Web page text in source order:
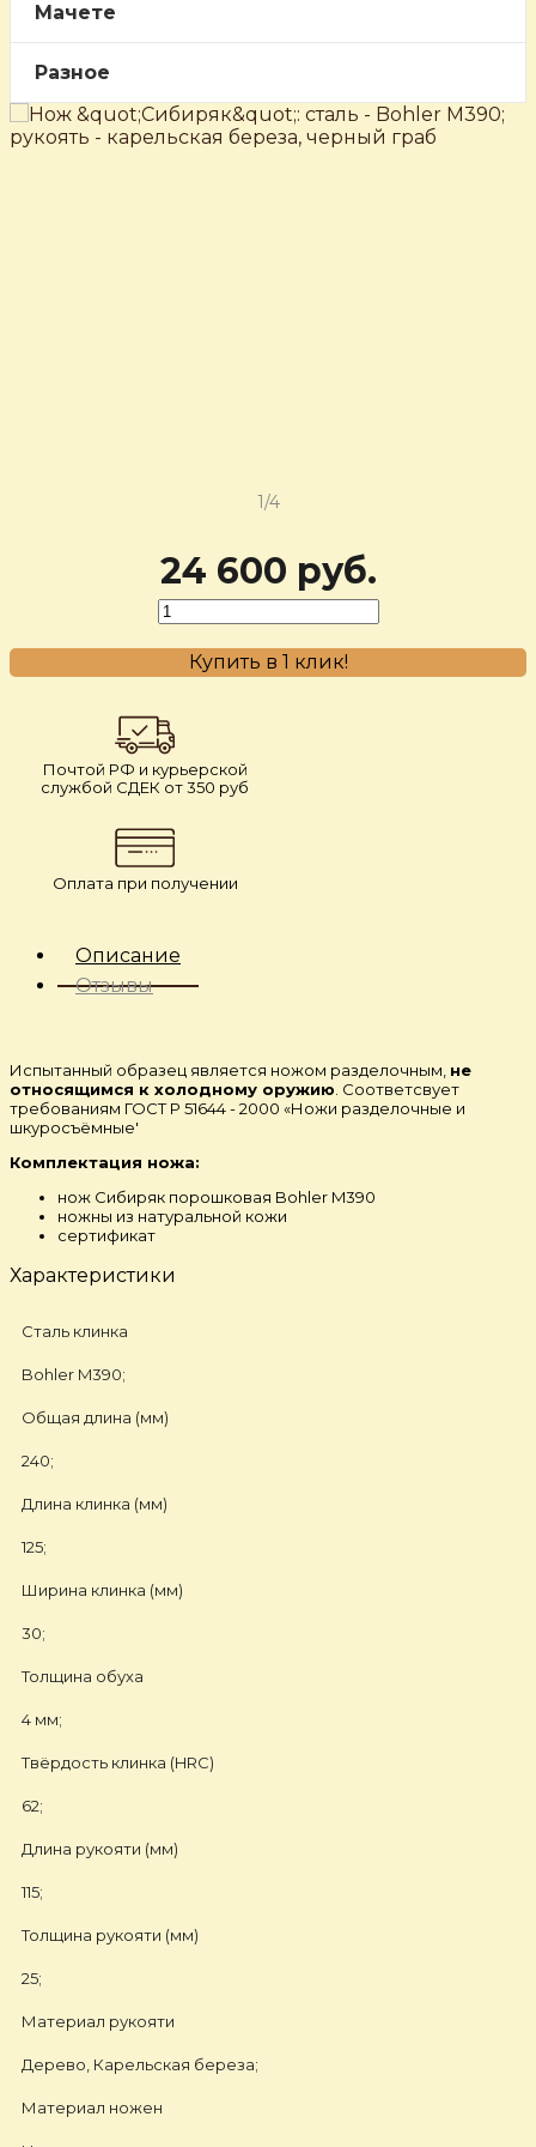
Мачете
Разное
1/4
24 600 руб.
Купить в 1 клик!
Почтой РФ и курьерской
службой СДЕК от 350 руб
Оплата при получении
Описание
Отзывы
Испытанный образец является ножом разделочным, не
относящимся к холодному оружию. Соответсвует
требованиям ГОСТ Р 51644 - 2000 «Ножи разделочные и
шкуросъёмные'
Комплектация ножа:
нож Сибиряк порошковая Bohler M390
ножны из натуральной кожи
сертификат
Характеристики
Сталь клинка
Bohler M390;
Общая длина (мм)
240;
Длина клинка (мм)
125;
Ширина клинка (мм)
30;
Толщина обуха
4 мм;
Твёрдость клинка (HRC)
62;
Длина рукояти (мм)
115;
Толщина рукояти (мм)
25;
Материал рукояти
Дерево, Карельская береза;
Материал ножен